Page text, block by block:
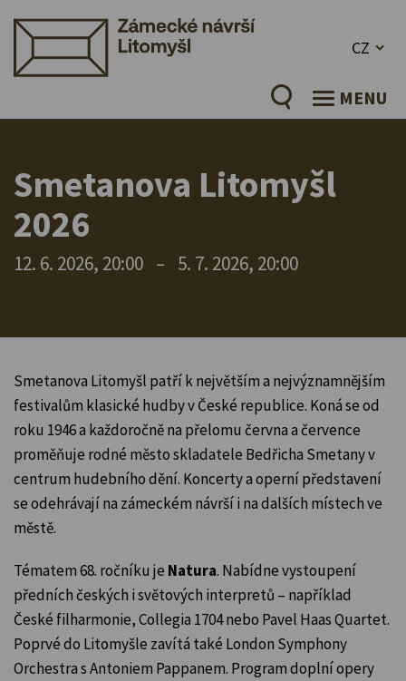
CZ
MENU
Smetanova Litomyšl
2026
12. 6. 2026, 20:00 – 5. 7. 2026, 20:00
Smetanova Litomyšl patří k největším a nejvýznamnějším
festivalům klasické hudby v České republice. Koná se od
roku 1946 a každoročně na přelomu června a července
proměňuje rodné město skladatele Bedřicha Smetany v
centrum hudebního dění. Koncerty a operní představení
se odehrávají na zámeckém návrší i na dalších místech ve
městě.
Tématem 68. ročníku je Natura. Nabídne vystoupení
předních českých i světových interpretů – například
České filharmonie, Collegia 1704 nebo Pavel Haas Quartet.
Poprvé do Litomyšle zavítá také London Symphony
Orchestra s Antoniem Pappanem. Program doplní opery